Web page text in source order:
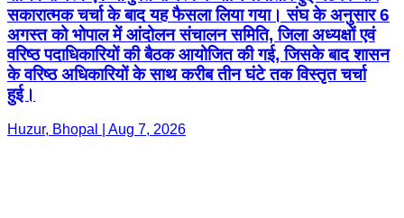
Huzur, Bhopal | Aug 7, 2026